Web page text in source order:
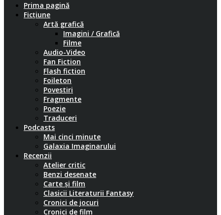
Prima pagină
Ficțiune
Artă grafică
Imagini / Grafică
Filme
Audio-Video
Fan Fiction
Flash fiction
Foileton
Povestiri
Fragmente
Poezie
Traduceri
Podcasts
Mai cinci minute
Galaxia Imaginarului
Recenzii
Atelier critic
Benzi desenate
Carte și film
Clasicii Literaturii Fantasy
Cronici de jocuri
Cronici de film